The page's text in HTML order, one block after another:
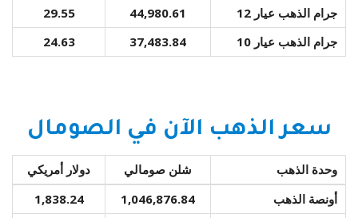
جرام الذهب عيار 12
44,980.61
29.55
جرام الذهب عيار 10
37,483.84
24.63
سعر الذهب الآن في الصومال
وحدة الذهب شلن صومالي
دولار أمريكي
أونصة الذهب
1,046,876.84
1,838.24